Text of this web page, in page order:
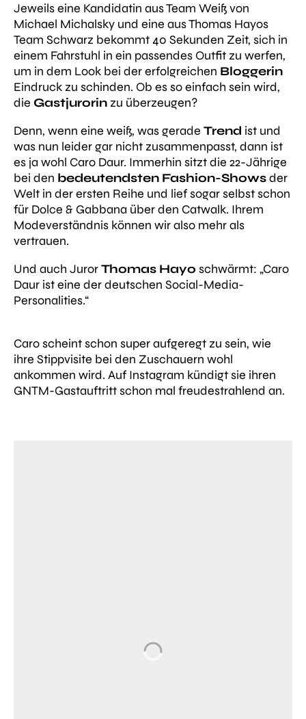
Jeweils eine Kandidatin aus Team Weiß von
Michael Michalsky und eine aus Thomas Hayos
Team Schwarz bekommt 40 Sekunden Zeit, sich in
einem Fahrstuhl in ein passendes Outfit zu werfen,
um in dem Look bei der erfolgreichen Bloggerin
Eindruck zu schinden. Ob es so einfach sein wird,
die Gastjurorin zu überzeugen?
Denn, wenn eine weiß, was gerade Trend ist und
was nun leider gar nicht zusammenpasst, dann ist
es ja wohl Caro Daur. Immerhin sitzt die 22-Jährige
bei den bedeutendsten Fashion-Showsder
Welt in der ersten Reihe und lief sogar selbst schon
für Dolce & Gabbana über den Catwalk. Ihrem
Modeverständnis können wir also mehr als
vertrauen.
Und auch JurorThomas Hayo schwärmt: „Caro
Daur ist eine der deutschen Social-Media-
Personalities.“
Caro scheint schon super aufgeregt zu sein, wie
ihre Stippvisite bei den Zuschauern wohl
ankommen wird. Auf Instagram kündigt sie ihren
GNTM-Gastauftritt schon mal freudestrahlend an.